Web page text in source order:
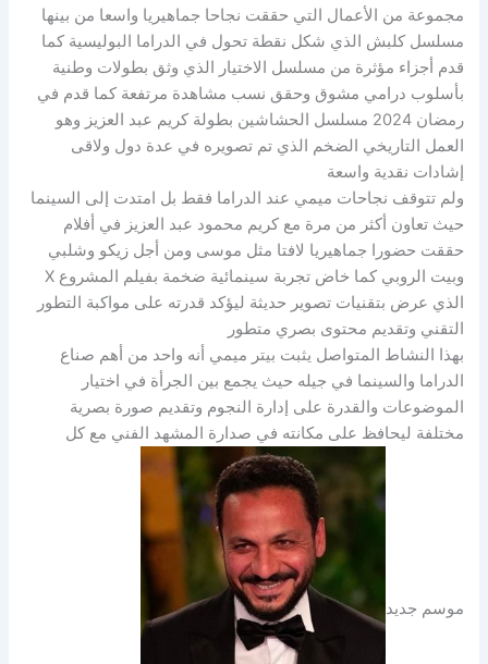
مجموعة من الأعمال التي حققت نجاحا جماهيريا واسعا من بينها
مسلسل كلبش الذي شكل نقطة تحول في الدراما البوليسية كما
قدم أجزاء مؤثرة من مسلسل الاختيار الذي وثق بطولات وطنية
بأسلوب درامي مشوق وحقق نسب مشاهدة مرتفعة كما قدم في
رمضان 2024 مسلسل الحشاشين بطولة كريم عبد العزيز وهو
العمل التاريخي الضخم الذي تم تصويره في عدة دول ولاقى
إشادات نقدية واسعة
ولم تتوقف نجاحات ميمي عند الدراما فقط بل امتدت إلى السينما
حيث تعاون أكثر من مرة مع كريم محمود عبد العزيز في أفلام
حققت حضورا جماهيريا لافتا مثل موسى ومن أجل زيكو وشلبي
وبيت الروبي كما خاض تجربة سينمائية ضخمة بفيلم المشروع X
الذي عرض بتقنيات تصوير حديثة ليؤكد قدرته على مواكبة التطور
التقني وتقديم محتوى بصري متطور
بهذا النشاط المتواصل يثبت بيتر ميمي أنه واحد من أهم صناع
الدراما والسينما في جيله حيث يجمع بين الجرأة في اختيار
الموضوعات والقدرة على إدارة النجوم وتقديم صورة بصرية
مختلفة ليحافظ على مكانته في صدارة المشهد الفني مع كل
موسم جديد